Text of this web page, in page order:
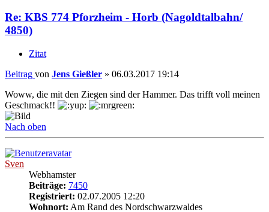
Re: KBS 774 Pforzheim - Horb (Nagoldtalbahn/
4850)
Zitat
Beitrag von Jens Gießler » 06.03.2017 19:14
Woww, die mit den Ziegen sind der Hammer. Das trifft voll meinen
Geschmack!!
Nach oben
Sven
Webhamster
Beiträge: 7450
Registriert: 02.07.2005 12:20
Wohnort: Am Rand des Nordschwarzwaldes